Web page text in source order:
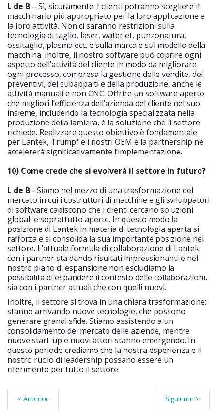
L de B – Sì, sicuramente. I clienti potranno scegliere il
macchinario più appropriato per la loro applicazione e
la loro attività. Non ci saranno restrizioni sulla
tecnologia di taglio, laser, waterjet, punzonatura,
ossitaglio, plasma ecc. e sulla marca e sul modello della
macchina. Inoltre, il nostro software può coprire ogni
aspetto dell’attività del cliente in modo da migliorare
ogni processo, compresa la gestione delle vendite, dei
preventivi, dei subappalti e della produzione, anche le
attività manuali e non CNC. Offrire un software aperto
che migliori l’efficienza dell’azienda del cliente nel suo
insieme, includendo la tecnologia specializzata nella
produzione della lamiera, è la soluzione che il settore
richiede. Realizzare questo obiettivo è fondamentale
per Lantek, Trumpf e i nostri OEM e la partnership ne
accelererà significativamente l’implementazione.
10) Come crede che si evolverà il settore in futuro?
L de B - Siamo nel mezzo di una trasformazione del
mercato in cui i costruttori di macchine e gli sviluppatori
di software capiscono che i clienti cercano soluzioni
globali e soprattutto aperte. In questo modo la
posizione di Lantek in materia di tecnologia aperta si
rafforza e si consolida la sua importante posizione nel
settore. L’attuale formula di collaborazione di Lantek
con i partner sta dando risultati impressionanti e nel
nostro piano di espansione non escludiamo la
possibilità di espandere il contesto delle collaborazioni,
sia con i partner attuali che con quelli nuovi.
Inoltre, il settore si trova in una chiara trasformazione:
stanno arrivando nuove tecnologie, che possono
generare grandi sfide. Stiamo assistendo a un
consolidamento del mercato delle aziende, mentre
nuove start-up e nuovi attori stanno emergendo. In
questo periodo crediamo che la nostra esperienza e il
nostro ruolo di leadership possano essere un
riferimento per tutto il settore.
< Anterior Siguiente >